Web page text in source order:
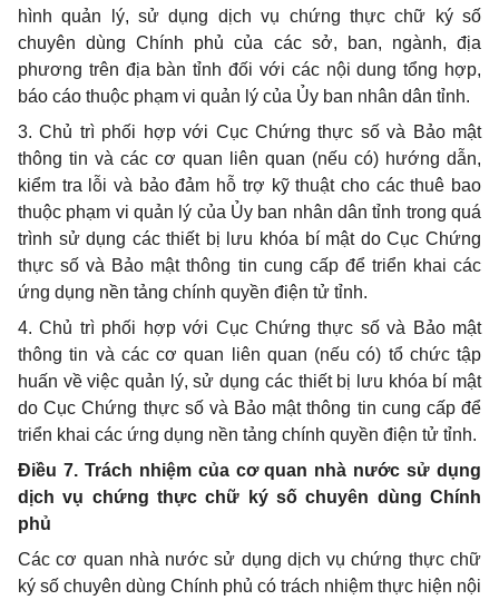
hình quản lý, sử dụng dịch vụ chứng thực chữ ký số
chuyên dùng Chính phủ của các sở, ban, ngành, địa
phương trên địa bàn tỉnh đối với các nội dung tổng hợp,
báo cáo thuộc phạm vi quản lý của Ủy ban nhân dân tỉnh.
3. Chủ trì phối hợp với Cục Chứng thực số và Bảo mật
thông tin và các cơ quan liên quan (nếu có) hướng dẫn,
kiểm tra lỗi và bảo đảm hỗ trợ kỹ thuật cho các thuê bao
thuộc phạm vi quản lý của Ủy ban nhân dân tỉnh trong quá
trình sử dụng các thiết bị lưu khóa bí mật do Cục Chứng
thực số và Bảo mật thông tin cung cấp để triển khai các
ứng dụng nền tảng chính quyền điện tử tỉnh.
4. Chủ trì phối hợp với Cục Chứng thực số và Bảo mật
thông tin và các cơ quan liên quan (nếu có) tổ chức tập
huấn về việc quản lý, sử dụng các thiết bị lưu khóa bí mật
do Cục Chứng thực số và Bảo mật thông tin cung cấp để
triển khai các ứng dụng nền tảng chính quyền điện tử tỉnh.
Điều 7. Trách nhiệm của cơ quan nhà nước sử dụng
dịch vụ chứng thực chữ ký số chuyên dùng Chính
phủ
Các cơ quan nhà nước sử dụng dịch vụ chứng thực chữ
ký số chuyên dùng Chính phủ có trách nhiệm thực hiện nội